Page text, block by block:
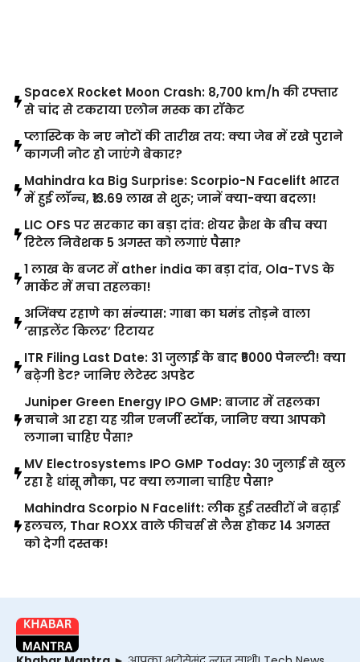
SpaceX Rocket Moon Crash: 8,700 km/h की रफ्तार
से चांद से टकराया एलोन मस्क का रॉकेट
प्लास्टिक के नए नोटों की तारीख तय: क्या जेब में रखे पुराने
कागजी नोट हो जाएंगे बेकार?
Mahindra ka Big Surprise: Scorpio-N Facelift भारत
में हुई लॉन्च, ₹13.69 लाख से शुरू; जानें क्या-क्या बदला!
LIC OFS पर सरकार का बड़ा दांव: शेयर क्रैश के बीच क्या
रिटेल निवेशक 5 अगस्त को लगाएं पैसा?
1 लाख के बजट में ather india का बड़ा दांव, Ola-TVS के
मार्केट में मचा तहलका!
अजिंक्य रहाणे का संन्यास: गाबा का घमंड तोड़ने वाला
‘साइलेंट किलर’ रिटायर
ITR Filing Last Date: 31 जुलाई के बाद ₹5000 पेनल्टी! क्या
बढ़ेगी डेट? जानिए लेटेस्ट अपडेट
Juniper Green Energy IPO GMP: बाजार में तहलका
मचाने आ रहा यह ग्रीन एनर्जी स्टॉक, जानिए क्या आपको
लगाना चाहिए पैसा?
MV Electrosystems IPO GMP Today: 30 जुलाई से खुल
रहा है धांसू मौका, पर क्या लगाना चाहिए पैसा?
Mahindra Scorpio N Facelift: लीक हुई तस्वीरों ने बढ़ाई
हलचल, Thar ROXX वाले फीचर्स से लैस होकर 14 अगस्त
को देगी दस्तक!